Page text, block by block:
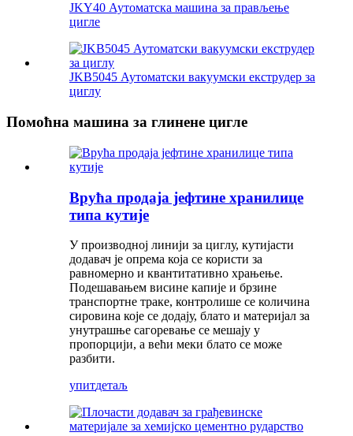
JKY40 Аутоматска машина за прављење
цигле
JKB5045 Аутоматски вакуумски екструдер за
циглу
Помоћна машина за глинене цигле
Врућа продаја јефтине хранилице
типа кутије
У производној линији за циглу, кутијасти
додавач је опрема која се користи за
равномерно и квантитативно храњење.
Подешавањем висине капије и брзине
транспортне траке, контролише се количина
сировина које се додају, блато и материјал за
унутрашње сагоревање се мешају у
пропорцији, а већи меки блато се може
разбити.
упитдетаљ